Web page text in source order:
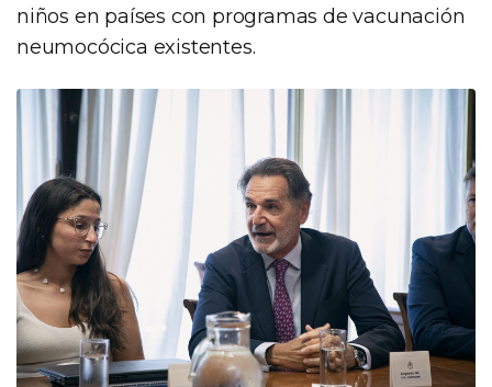
niños en países con programas de vacunación
neumocócica existentes.